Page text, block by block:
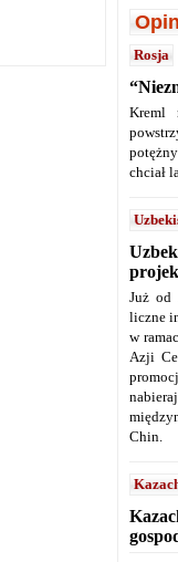
Rosja
Kreml
chciał
Już od
liczne
w
Azji
Chin.